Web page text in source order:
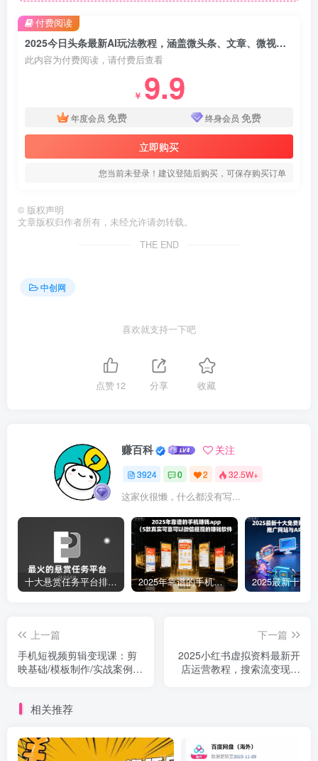
2025今日头条最新AI玩法教程，涵盖微头条、文章、微视频三种变现玩法，…
此内容为付费阅读，请付费后查看
￥ 9.9
年度会员 免费 终身会员 免费
立即购买
您当前未登录！建议登陆后购买，可保存购买订单
付费阅读
© 版权声明
文章版权归作者所有，未经允许请勿转载。
THE END
中创网
喜欢就支持一下吧
点赞12 分享 收藏
赚百科 关注
3924 0 2 32.5W+
这家伙很懒，什么都没有写...
十大悬赏任务平台排行榜（全网最好的悬赏任务平台） 2025年靠谱的手机赚钱app（5款真实可靠可以微信提现的赚钱软件）
上一篇
手机短视频剪辑变现课：剪
映基础/模板制作/实战案例，
下一篇
2025小红书虚拟资料最新开
店运营教程，搜索流变现玩
相关推荐